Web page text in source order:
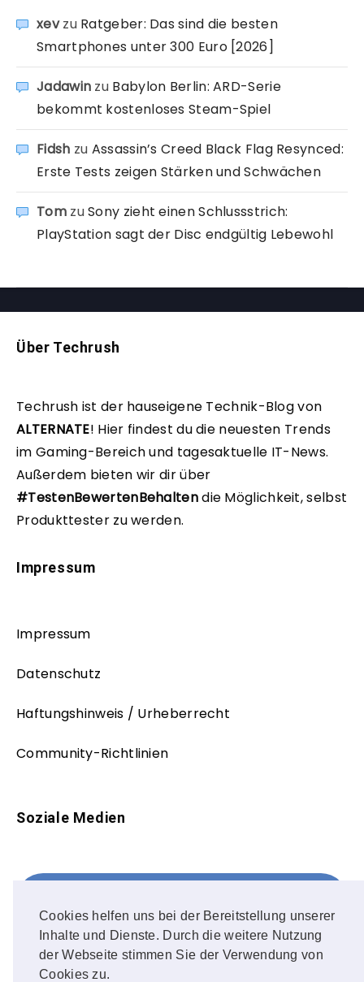
Cookies helfen uns bei der Bereitstellung unserer
Inhalte und Dienste. Durch die weitere Nutzung
der Webseite stimmen Sie der Verwendung von
Cookies zu.
xevzu Ratgeber: Das sind die besten
Smartphones unter 300 Euro [2026]
Jadawin zu Babylon Berlin: ARD-Serie
bekommt kostenloses Steam-Spiel
Fidsh zu Assassin’s Creed Black Flag Resynced:
Erste Tests zeigen Stärken und Schwächen
TomzuSony zieht einen Schlussstrich:
PlayStation sagt der Disc endgültig Lebewohl
Über Techrush
Techrush ist der hauseigene Technik-Blog von
ALTERNATE! Hier findest du die neuesten Trends
im Gaming-Bereich und tagesaktuelle IT-News.
Außerdem bieten wir dir über
#TestenBewertenBehaltendie Möglichkeit, selbst
Produkttester zu werden.
Impressum
Impressum
Datenschutz
Haftungshinweis / Urheberrecht
Community-Richtlinien
Soziale Medien
FOLLOW ME!
Instagram
OUR PHOTOS!